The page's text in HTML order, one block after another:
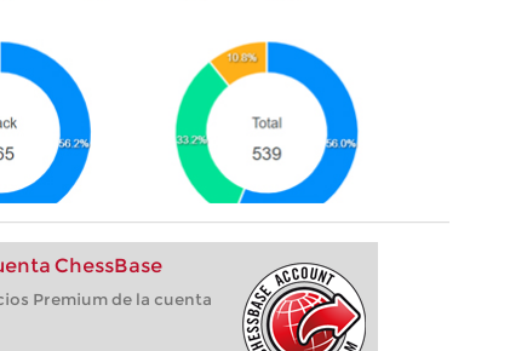
ChessBase
Premium de la cuenta